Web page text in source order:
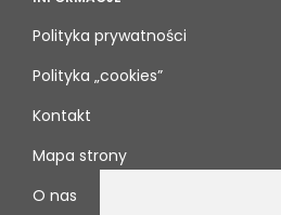
Polityka prywatności
Polityka „cookies”
Kontakt
Mapa strony
O nas